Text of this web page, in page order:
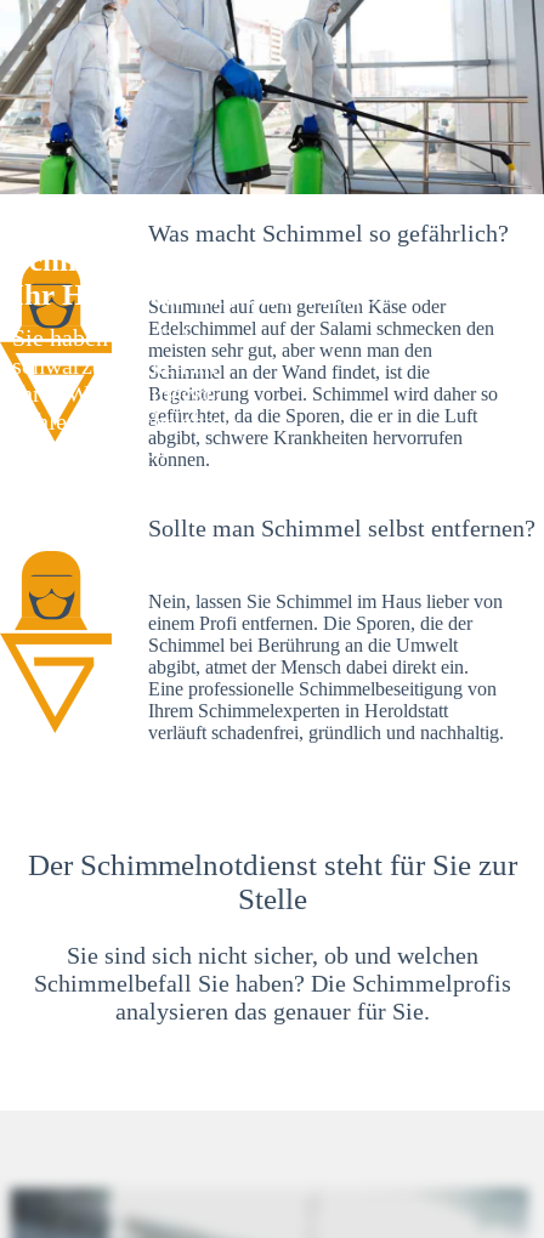
Schimmelexperte in Heroldstatt –
Ihr Helfer an Ort und Stelle
Sie haben kürzlich
schwarze Flecken an
Ihrer Wand entdeckt?
Schlechte Nachrichten:
Sie haben einen
Was macht Schimmel so gefährlich?
Schimmel auf dem gereiften Käse oder
Edelschimmel auf der Salami schmecken den
meisten sehr gut, aber wenn man den
Schimmel an der Wand findet, ist die
Begeisterung vorbei. Schimmel wird daher so
gefürchtet, da die Sporen, die er in die Luft
abgibt, schwere Krankheiten hervorrufen
können.
Sollte man Schimmel selbst entfernen?
Nein, lassen Sie Schimmel im Haus lieber von
einem Profi entfernen. Die Sporen, die der
Schimmel bei Berührung an die Umwelt
abgibt, atmet der Mensch dabei direkt ein.
Eine professionelle Schimmelbeseitigung von
Ihrem Schimmelexperten in Heroldstatt
verläuft schadenfrei, gründlich und nachhaltig.
Der Schimmelnotdienst steht für Sie zur
Stelle
Sie sind sich nicht sicher, ob und welchen
Schimmelbefall Sie haben? Die Schimmelprofis
analysieren das genauer für Sie.